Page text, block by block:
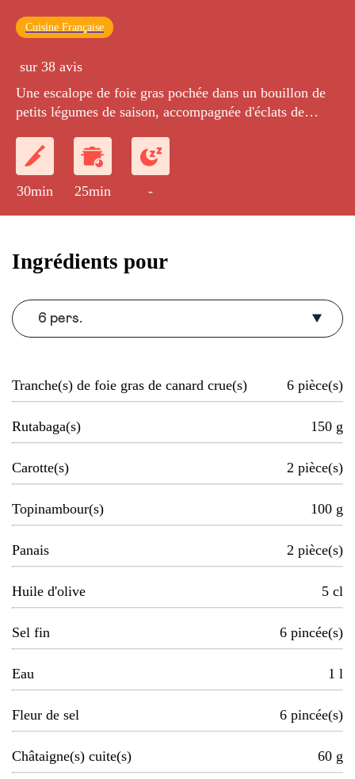
Cuisine Française
sur 38 avis
Une escalope de foie gras pochée dans un bouillon de
petits légumes de saison, accompagnée d'éclats de
30min 25min -
Ingrédients pour
6 pers.
Tranche(s) de foie gras de canard crue(s) 6 pièce(s)
Rutabaga(s) 150 g
Carotte(s) 2 pièce(s)
Topinambour(s) 100 g
Panais 2 pièce(s)
Huile d'olive 5 cl
Sel fin 6 pincée(s)
Eau 1 l
Fleur de sel 6 pincée(s)
Châtaigne(s) cuite(s) 60 g